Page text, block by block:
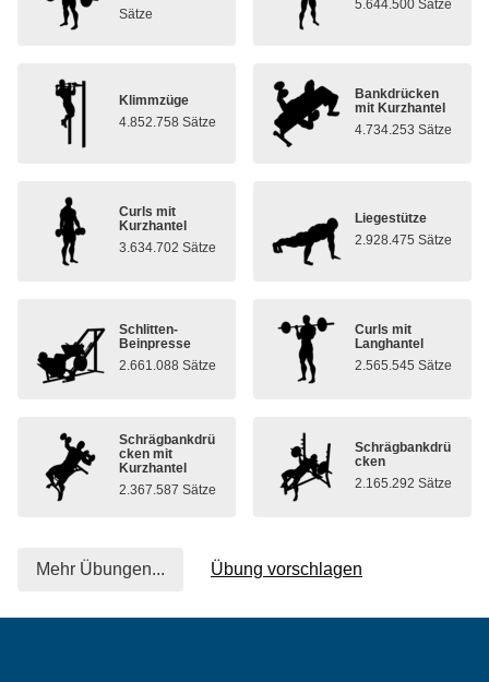
Sätze
5.644.500 Sätze
Klimmzüge
4.852.758 Sätze
Bankdrücken
mit Kurzhantel
4.734.253 Sätze
Curls mit
Kurzhantel
3.634.702 Sätze
Liegestütze
2.928.475 Sätze
Schlitten-
Beinpresse
2.661.088 Sätze
Curls mit
Langhantel
2.565.545 Sätze
Schrägbankdrü
cken mit
Kurzhantel
2.367.587 Sätze
Schrägbankdrü
cken
2.165.292 Sätze
Mehr Übungen... Übung vorschlagen